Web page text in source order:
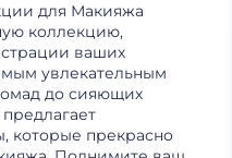
для Макияжа
коллекцию,
ваших
увлекательным
до сияющих
которые прекрасно